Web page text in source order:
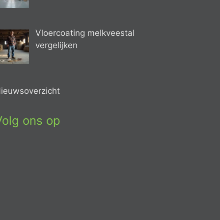
Vloercoating melkveestal
vergelijken
ons op